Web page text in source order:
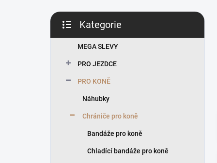
P
s
kategorie
Kategorie
MEGA SLEVY
PRO JEZDCE
PRO KONĚ
Náhubky
Chrániče pro koně
Bandáže pro koně
Chladící bandáže pro koně